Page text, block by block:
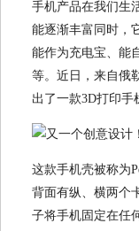
手机产品在我们生
能逐渐丰富同时，
能作为充电宝、能
等。近日，来自俄
出了一款3D打印手
这款手机壳被称为
背面有纵、横两个
子将手机固定在任